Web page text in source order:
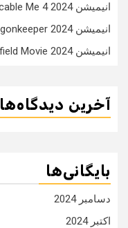
انیمیشن Despicable Me 4 2024 من نفرت انگیز 4
انیمیشن Dragonkeeper 2024 نگهبان اژدها
انیمیشن The Garfield Movie 2024 گارفیلد
آخرین دیدگاه‌ها
بایگانی‌ها
دسامبر 2024
اکتبر 2024